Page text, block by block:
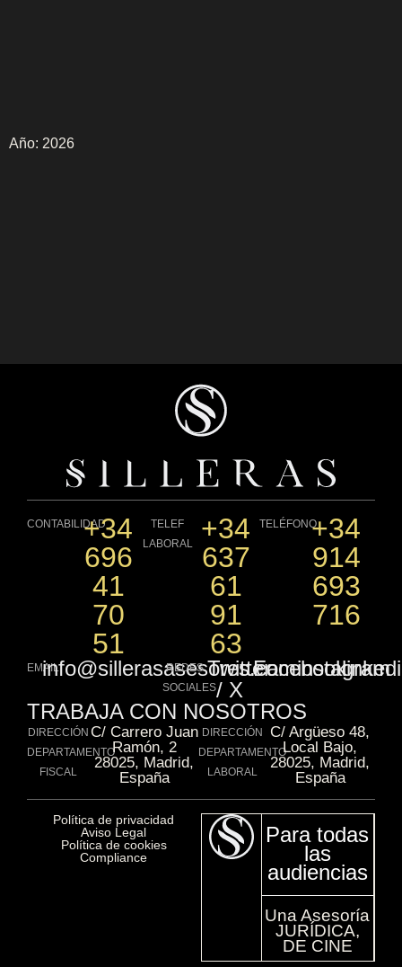
Año: 2026
CONTABILIDAD+34
696
41
70
51
TELEF
LABORAL
+34
637
61
91
63
TELÉFONO+34
914
693
716
EMAILinfo@sillerasasesores.com
REDES
SOCIALES
Twitter
/ X
Facebook
instagram
TRABAJA CON NOSOTROS
DIRECCIÓN
DEPARTAMENTO
FISCAL
C/ Carrero Juan
Ramón, 2
28025, Madrid,
España
DIRECCIÓN
DEPARTAMENTO
LABORAL
C/ Argüeso 48,
Local Bajo,
28025, Madrid,
España
Política de privacidad​
Aviso Legal​
Política de cookies​
Compliance​
Para todas
las
audiencias
Una Asesoría
JURÍDICA,
DE CINE